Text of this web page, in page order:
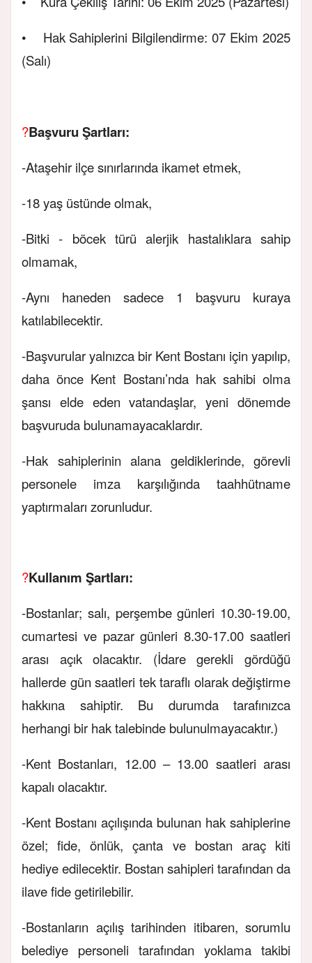
• Hak Sahiplerini Bilgilendirme: 07 Ekim 2025
(Salı)
?Başvuru Şartları:
-Ataşehir ilçe sınırlarında ikamet etmek,
-18 yaş üstünde olmak,
-Bitki - böcek türü alerjik hastalıklara sahip
olmamak,
-Aynı haneden sadece 1 başvuru kuraya
katılabilecektir.
-Başvurular yalnızca bir Kent Bostanı için yapılıp,
daha önce Kent Bostanı’nda hak sahibi olma
şansı elde eden vatandaşlar, yeni dönemde
başvuruda bulunamayacaklardır.
-Hak sahiplerinin alana geldiklerinde, görevli
personele imza karşılığında taahhütname
yaptırmaları zorunludur.
?Kullanım Şartları:
-Bostanlar; salı, perşembe günleri 10.30-19.00,
cumartesi ve pazar günleri 8.30-17.00 saatleri
arası açık olacaktır. (İdare gerekli gördüğü
hallerde gün saatleri tek taraflı olarak değiştirme
hakkına sahiptir. Bu durumda tarafınızca
herhangi bir hak talebinde bulunulmayacaktır.)
-Kent Bostanları, 12.00 – 13.00 saatleri arası
kapalı olacaktır.
-Kent Bostanı açılışında bulunan hak sahiplerine
özel; fide, önlük, çanta ve bostan araç kiti
hediye edilecektir. Bostan sahipleri tarafından da
ilave fide getirilebilir.
-Bostanların açılış tarihinden itibaren, sorumlu
belediye personeli tarafından yoklama takibi